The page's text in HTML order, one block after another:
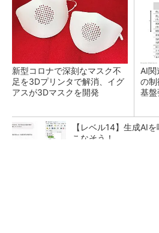
新型コロナで深刻なマスク不
足を3Dプリンタで解消、イグ
アスが3Dマスクを開発
AI関
の制
基
【レベル14】生成AI
こなそう！